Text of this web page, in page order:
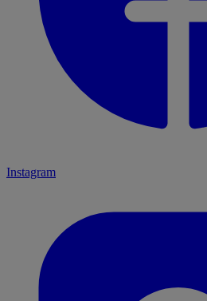
Instagram